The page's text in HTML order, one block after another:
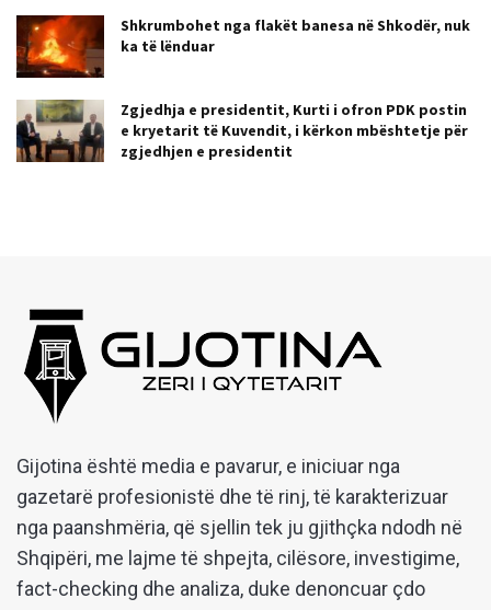
Shkrumbohet nga flakët banesa në Shkodër, nuk
ka të lënduar
Zgjedhja e presidentit, Kurti i ofron PDK postin
e kryetarit të Kuvendit, i kërkon mbështetje për
zgjedhjen e presidentit
Gijotina është media e pavarur, e iniciuar nga
gazetarë profesionistë dhe të rinj, të karakterizuar
nga paanshmëria, që sjellin tek ju gjithçka ndodh në
Shqipëri, me lajme të shpejta, cilësore, investigime,
fact-checking dhe analiza, duke denoncuar çdo